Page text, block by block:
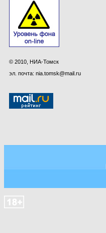
© 2010, НИА-Томск
эл. почта: nia.tomsk@mail.ru